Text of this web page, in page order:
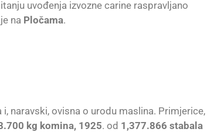
uvođenja izvozne carine raspravljano
na Pločama.
naravski, ovisna o urodu maslina. Primjerice,
kg komina, 1925. od 1,377.866 stabala